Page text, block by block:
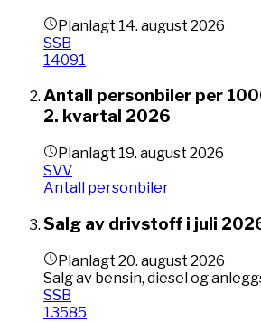
Planlagt 14. august 2026
SSB
14091
Antall personbiler per
2. kvartal 2026
Planlagt 19. august 2026
SVV
Antall personbiler
Salg av drivstoff i juli
Planlagt 20. august 2026
Salg av bensin, diesel og
SSB
13585